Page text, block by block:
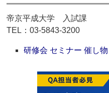
帝京平成大学 入試課
TEL：03-5843-3200
研修会 セミナー 催し